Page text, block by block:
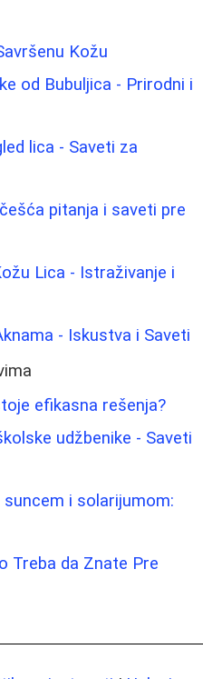
Kožu
od Bubuljica - Prirodni i
lica - Saveti za
pitanja i saveti pre
Lica - Istraživanje i
- Iskustva i Saveti
efikasna rešenja?
udžbenike - Saveti
i solarijumom:
Treba da Znate Pre